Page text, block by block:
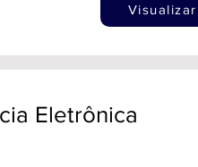
Visualizar
Eletrônica